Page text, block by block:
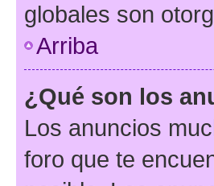
globales son
Arriba
¿Qué son los
Los anuncios
foro que te